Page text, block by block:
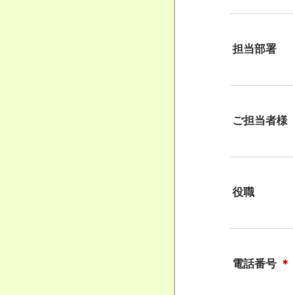
担当部署
ご担当者様
役職
電話番号 ＊